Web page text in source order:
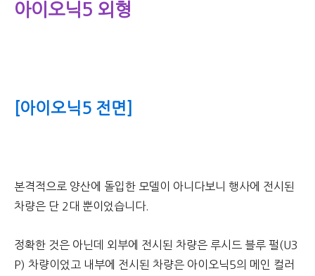
아이오닉5 외형
[아이오닉5 전면]
본격적으로 양산에 돌입한 모델이 아니다보니 행사에 전시된
차량은 단 2대 뿐이었습니다.
정확한 것은 아닌데 외부에 전시된 차량은 루시드 블루 펄(U3
P) 차량이었고 내부에 전시된 차량은 아이오닉5의 메인 컬러